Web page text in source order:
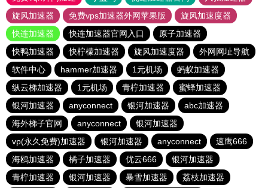
旋风加速器
免费vps加速器外网苹果版
旋风加速度器
快连加速器
快连加速器官网入口
原子加速器
快鸭加速器
快柠檬加速器 旋风加速度器
外网网址导航
软件中心
hammer加速器 1元机场
蚂蚁加速器
纵云梯加速器
1元机场 青柠加速器
蜜蜂加速器
银河加速器
anyconnect 银河加速器
abc加速器
海外梯子官网
anyconnect
银河加速器
vp(永久免费)加速器
银河加速器 anyconnect
速鹰666
海鸥加速器
橘子加速器 优云666
银河加速器
青柠加速器
银河加速器 暴雪加速器 荔枝加速器